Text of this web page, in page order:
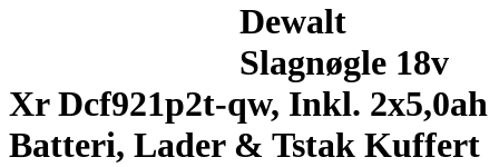
Dewalt
Slagnøgle 18v
Xr Dcf921p2t-qw, Inkl. 2x5,0ah
Batteri, Lader & Tstak Kuffert